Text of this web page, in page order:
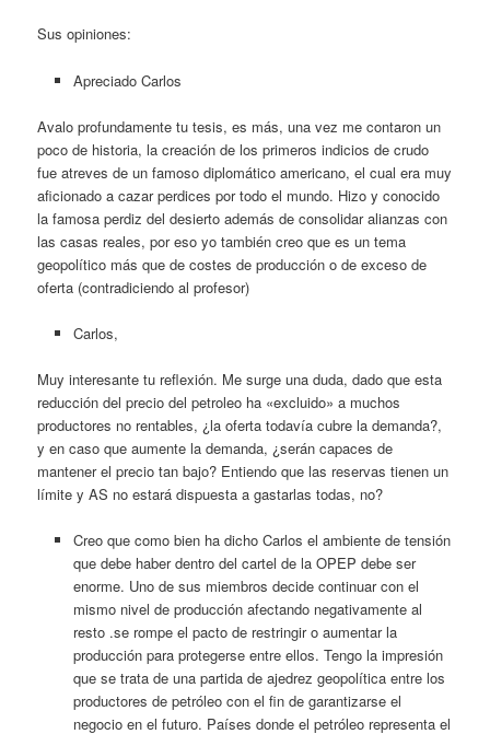
Sus opiniones:
Apreciado Carlos
Avalo profundamente tu tesis, es más, una vez me contaron un
poco de historia, la creación de los primeros indicios de crudo
fue atreves de un famoso diplomático americano, el cual era muy
aficionado a cazar perdices por todo el mundo. Hizo y conocido
la famosa perdiz del desierto además de consolidar alianzas con
las casas reales, por eso yo también creo que es un tema
geopolítico más que de costes de producción o de exceso de
oferta (contradiciendo al profesor)
Carlos,
Muy interesante tu reflexión. Me surge una duda, dado que esta
reducción del precio del petroleo ha «excluido» a muchos
productores no rentables, ¿la oferta todavía cubre la demanda?,
y en caso que aumente la demanda, ¿serán capaces de
mantener el precio tan bajo? Entiendo que las reservas tienen un
límite y AS no estará dispuesta a gastarlas todas, no?
Creo que como bien ha dicho Carlos el ambiente de tensión
que debe haber dentro del cartel de la OPEP debe ser
enorme. Uno de sus miembros decide continuar con el
mismo nivel de producción afectando negativamente al
resto .se rompe el pacto de restringir o aumentar la
producción para protegerse entre ellos. Tengo la impresión
que se trata de una partida de ajedrez geopolítica entre los
productores de petróleo con el fin de garantizarse el
negocio en el futuro. Países donde el petróleo representa el